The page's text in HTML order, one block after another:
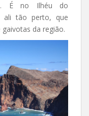
É no Ilhéu do
ali tão perto, que
da região.